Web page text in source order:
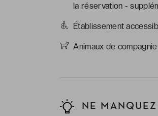
la réservation -
Établissement
Animaux de
NE MANQUEZ